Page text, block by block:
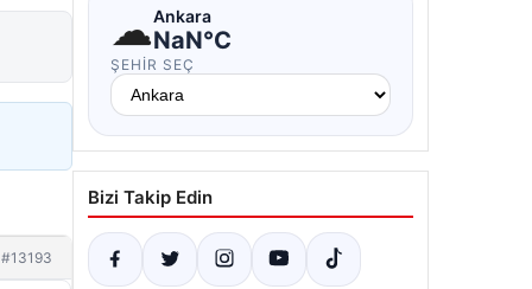
#13193
☁Ankara
NaN°C
ŞEHIR SEÇ
Bizi Takip Edin